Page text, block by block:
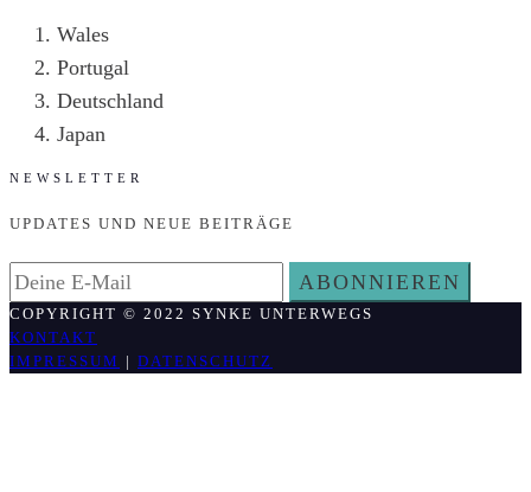
Wales
Portugal
Deutschland
Japan
NEWSLETTER
UPDATES UND NEUE BEITRÄGE
COPYRIGHT © 2022 SYNKE UNTERWEGS
KONTAKT
IMPRESSUM
| DATENSCHUTZ